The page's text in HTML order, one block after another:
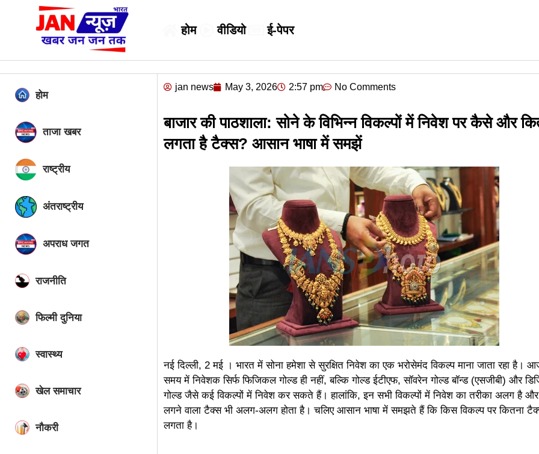
होम वीडियो ई-पेपर
होम
ताजा खबर
राष्ट्रीय
अंतराष्ट्रीय
अपराध जगत
राजनीति
फिल्मी दुनिया
स्वास्थ्य
खेल समाचार
नौकरी
jan news May 3, 2026 2:57 pm No Comments
बाजार की पाठशाला: सोने के विभिन्न विकल्पों में निवेश पर कैसे और
लगता है टैक्स? आसान भाषा में समझें
नई दिल्ली, 2 मई । भारत में सोना हमेशा से सुरक्षित निवेश का एक भरोसेमंद विकल्प माना जाता रहा है।
समय में निवेशक सिर्फ फिजिकल गोल्ड ही नहीं, बल्कि गोल्ड ईटीएफ, सॉवरेन गोल्ड बॉन्ड (एसजीबी) और
गोल्ड जैसे कई विकल्पों में निवेश कर सकते हैं। हालांकि, इन सभी विकल्पों में निवेश का तरीका अलग है
लगने वाला टैक्स भी अलग-अलग होता है। चलिए आसान भाषा में समझते हैं कि किस विकल्प पर कितना
लगता है।